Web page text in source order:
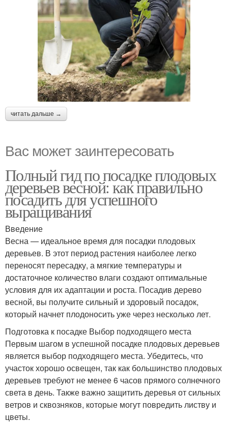
читать дальше →
Вас может заинтересовать
Полный гид по посадке плодовых
деревьев весной: как правильно
посадить для успешного
выращивания
Введение
Весна — идеальное время для посадки плодовых
деревьев. В этот период растения наиболее легко
переносят пересадку, а мягкие температуры и
достаточное количество влаги создают оптимальные
условия для их адаптации и роста. Посадив дерево
весной, вы получите сильный и здоровый посадок,
который начнет плодоносить уже через несколько лет.
Подготовка к посадке Выбор подходящего места
Первым шагом в успешной посадке плодовых деревьев
является выбор подходящего места. Убедитесь, что
участок хорошо освещен, так как большинство плодовых
деревьев требуют не менее 6 часов прямого солнечного
света в день. Также важно защитить деревья от сильных
ветров и сквозняков, которые могут повредить листву и
цветы.